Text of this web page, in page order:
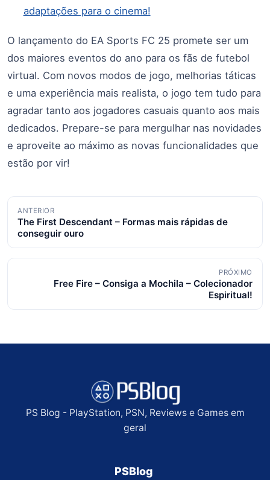
adaptações para o cinema!
O lançamento do EA Sports FC 25 promete ser um
dos maiores eventos do ano para os fãs de futebol
virtual. Com novos modos de jogo, melhorias táticas
e uma experiência mais realista, o jogo tem tudo para
agradar tanto aos jogadores casuais quanto aos mais
dedicados. Prepare-se para mergulhar nas novidades
e aproveite ao máximo as novas funcionalidades que
estão por vir!
Navegação
de
posts
ANTERIOR
The First Descendant – Formas mais rápidas de
conseguir ouro
PRÓXIMO
Free Fire – Consiga a Mochila – Colecionador
Espiritual!
PS Blog - PlayStation, PSN, Reviews e Games em
geral
PSBlog